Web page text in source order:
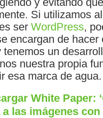
Si utilizamos
ser WordPress,
encargan de
tenemos un
nuestra propia
esa marca de agua.
White Paper:
a las imágenes con